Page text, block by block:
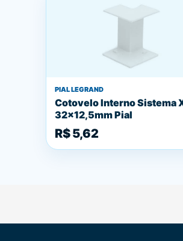
PIAL LEGRAND
Cotovelo Interno Sistema
32x12,5mm Pial
R$ 5,62